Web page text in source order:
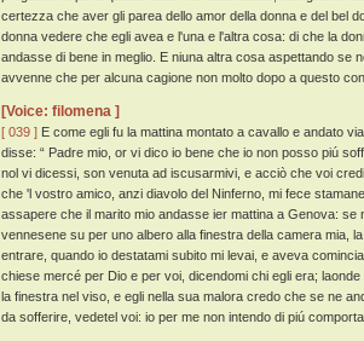
certezza che aver gli parea dello amor della donna e del bel
donna vedere che egli avea e l'una e l'altra cosa: di che la
andasse di bene in meglio. E niuna altra cosa aspettando se
avvenne che per alcuna cagione non molto dopo a questo
[Voice: filomena ]
[ 039 ] E come egli fu la mattina montato a cavallo e andato
disse: “ Padre mio, or vi dico io bene che io non posso piú
nol vi dicessi, son venuta ad iscusarmivi, e acciò che voi
che 'l vostro amico, anzi diavolo del Ninferno, mi fece
assapere che il marito mio andasse ier mattina a Genova:
vennesene su per uno albero alla finestra della camera mia,
entrare, quando io destatami subito mi levai, e aveva
chiese mercé per Dio e per voi, dicendomi chi egli era;
la finestra nel viso, e egli nella sua malora credo che se ne
da sofferire, vedetel voi: io per me non intendo di piú